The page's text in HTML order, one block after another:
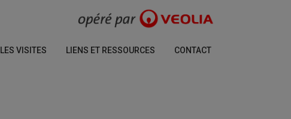
LES VISITES LIENS ET RESSOURCES CONTACT